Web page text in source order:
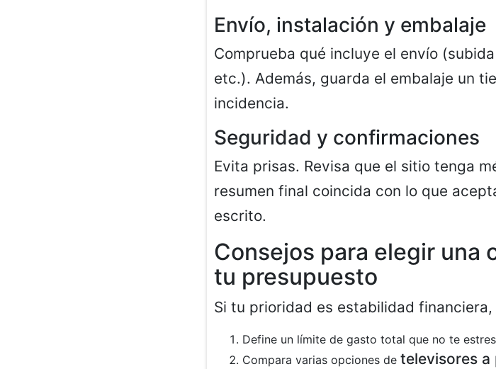
Envío, instalación y embalaje
Comprueba qué incluye el envío
etc.). Además, guarda el embalaje un
incidencia.
Seguridad y confirmaciones
Evita prisas. Revisa que el sitio tenga
resumen final coincida con lo que
escrito.
Consejos para elegir una
tu presupuesto
Si tu prioridad es estabilidad
Define un límite de gasto total que no te
Compara varias opciones de televisores a